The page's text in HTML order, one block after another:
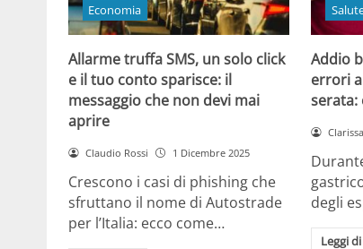
Economia
Allarme truffa SMS, un solo click
e il tuo conto sparisce: il
messaggio che non devi mai
aprire
Claudio Rossi 1 Dicembre 2025
Crescono i casi di phishing che
sfruttano il nome di Autostrade
per l’Italia: ecco come…
Addio
errori
serata:
degli
Leggi